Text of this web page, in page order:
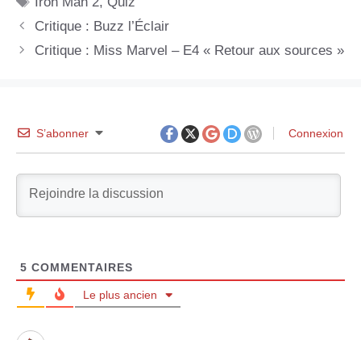
Critique : Buzz l’Éclair
Critique : Miss Marvel – E4 « Retour aux sources »
S’abonner Connexion
5 COMMENTAIRES
Le plus ancien